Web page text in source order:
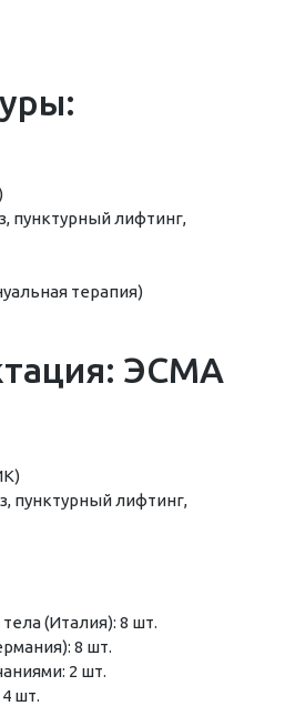
пунктурный лифтинг,
терапия)
ЭСМА
пунктурный лифтинг,
(Италия): 8 шт.
8 шт.
2 шт.
шт.